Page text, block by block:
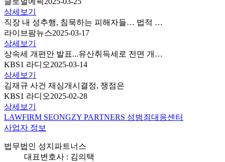
상세보기
직장 내 성추행, 침묵하는 피해자들… 법적 …
라이브팜뉴스2025-03-17
상세보기
상속세 개편안 발표...유산취득세로 전면 개…
KBS1 라디오2025-03-14
상세보기
김재규 사건 재심개시결정, 쟁점은
KBS1 라디오2025-02-28
상세보기
LAWFIRM SEONGZY PARTNERS 성범죄대응센터
사업자 정보
법무법인 성지파트너스
대표변호사 : 김의택